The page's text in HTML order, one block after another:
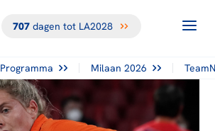
707dagen tot LA2028
Programma Milaan 2026